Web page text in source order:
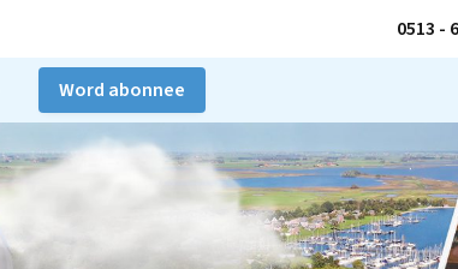
0513 -
Word abonnee